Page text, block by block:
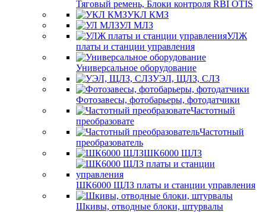
Тяговый ремень, Блоки контроля RBI OTIS
УКЛ КМЗ
УЛ МЛЗ
УЛЖ
платы и станции управления
Универсальное оборудование
УЭЛ, ЩЛЗ, СЛЗ
Фотозавесы, фотобарьеры, фотодатчики
Частотный
преобразовате
Частотный
преобразователь
ШК6000 ЩЛЗ
ШК6000 ЩЛЗ платы и станции управления
Шкивы, отводные блоки, штурвалы